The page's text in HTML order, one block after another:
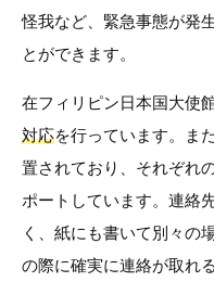
怪我など、緊急事態が発
とができます。
在フィリピン日本国大使
対応を行っています。また
置されており、それぞれ
ポートしています。連絡
く、紙にも書いて別々の
の際に確実に連絡が取れ